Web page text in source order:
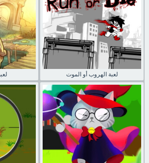
لعبة الهروب أو الموت